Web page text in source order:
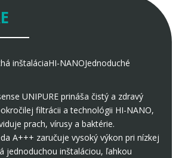
inštaláciaHI-NANOJednoduché
UNIPURE prináša čistý a zdravý
filtrácii a technológii HI-NANO,
prach, vírusy a baktérie.
A+++ zaručuje vysoký výkon pri nízkej
jednoduchou inštaláciou, ľahkou